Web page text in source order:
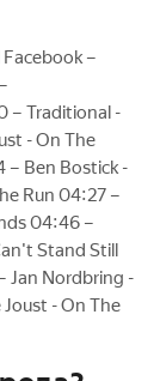
–
– Traditional -
- On The
– Ben Bostick -
Run 04:27 –
04:46 –
Stand Still
Jan Nordbring -
- On The